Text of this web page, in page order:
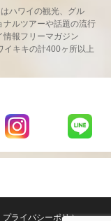
ハワイの観光、グル
ナルツアーや話題の流行
情報フリーマガジン
イキキの計400ヶ所以上
LaniLani
プライバシーポリシー